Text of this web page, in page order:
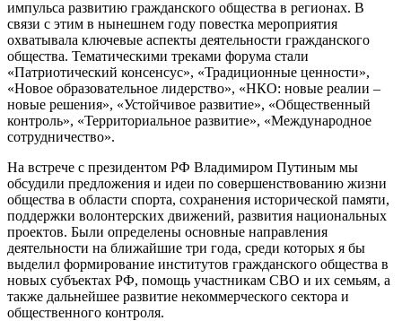
импульса развитию гражданского общества в регионах. В
связи с этим в нынешнем году повестка мероприятия
охватывала ключевые аспекты деятельности гражданского
общества. Тематическими треками форума стали
«Патриотический консенсус», «Традиционные ценности»,
«Новое образовательное лидерство», «НКО: новые реалии –
новые решения», «Устойчивое развитие», «Общественный
контроль», «Территориальное развитие», «Международное
сотрудничество».
На встрече с президентом РФ Владимиром Путиным мы
обсудили предложения и идеи по совершенствованию жизни
общества в области спорта, сохранения исторической памяти,
поддержки волонтерских движений, развития национальных
проектов. Были определены основные направления
деятельности на ближайшие три года, среди которых я бы
выделил формирование институтов гражданского общества в
новых субъектах РФ, помощь участникам СВО и их семьям, а
также дальнейшее развитие некоммерческого сектора и
общественного контроля.